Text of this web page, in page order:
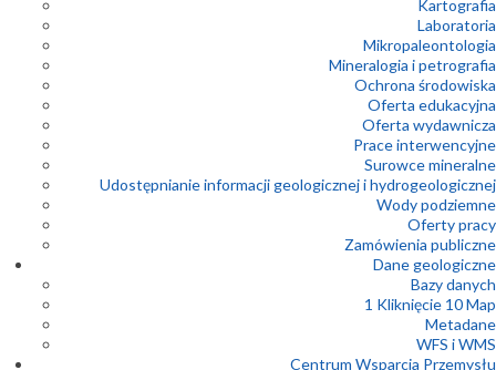
Kartografia
Laboratoria
Mikropaleontologia
Mineralogia i petrografia
Ochrona środowiska
Oferta edukacyjna
Oferta wydawnicza
Prace interwencyjne
Surowce mineralne
Udostępnianie informacji geologicznej i hydrogeologicznej
Wody podziemne
Oferty pracy
Zamówienia publiczne
Dane geologiczne
Bazy danych
1 Kliknięcie 10 Map
Metadane
WFS i WMS
Centrum Wsparcia Przemysłu